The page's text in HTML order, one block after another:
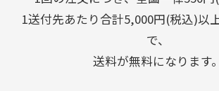
1送付先あたり合計5,000円(税込)以
で、
送料が無料になります。